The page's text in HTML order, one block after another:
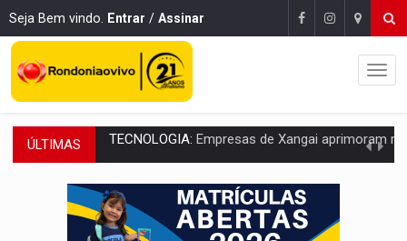
Seja Bem vindo. Entrar / Assinar
ÚLTIMAS PROTEGE A TERRA:China descobre como explodir asteroide com bomba
VÍDEO:Motociclista morre após bater na traseira de
PARECE UM NUGGET: Essa receita com frango virou o meu